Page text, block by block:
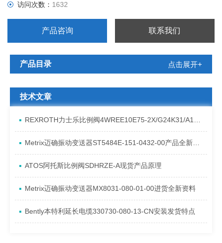
访问次数： 1632
产品咨询 联系我们
产品目录 点击展开+
技术文章
REXROTH力士乐比例阀4WREE10E75-2X/G24K31/A1V原厂发货资料
Metrix迈确振动变送器ST5484E-151-0432-00产品全新介绍
ATOS阿托斯比例阀SDHRZE-A现货产品原理
Metrix迈确振动变送器MX8031-080-01-00进货全新资料
Bently本特利延长电缆330730-080-13-CN安装发货特点